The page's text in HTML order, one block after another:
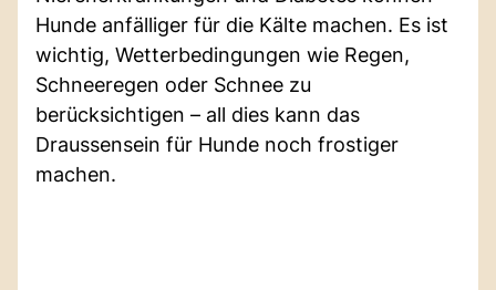
Hunde anfälliger für die Kälte machen. Es ist
wichtig, Wetterbedingungen wie Regen,
Schneeregen oder Schnee zu
berücksichtigen – all dies kann das
Draussensein für Hunde noch frostiger
machen.